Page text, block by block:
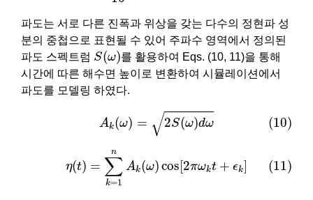
파도는 서로 다른 진폭과 위상을 갖는 다수의 정현파 성
분의 중첩으로 표현될 수 있어 주파수 영역에서 정의된
파도 스펙트럼 S(ω)
S(ω)를 활용하여 Eqs. (10, 11)을 통해
시간에 따른 해수면 높이로 변환하여 시뮬레이션에서
파도를 모델링 하였다.
Ak(ω) = √2S(ω)dω (10)
2S(ω)dω
η(t) =
n
∑
k=1
Ak(ω)cos[2πωkt + ϵk] (11)
k